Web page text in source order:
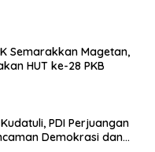
Semarakkan Magetan,
HUT ke-28 PKB
PDI Perjuangan
Demokrasi dan